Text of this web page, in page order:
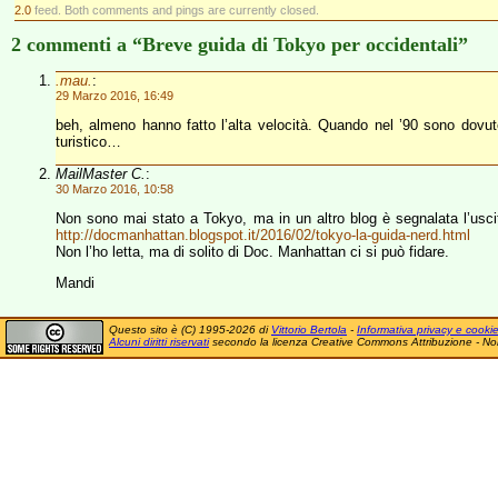
2.0 feed. Both comments and pings are currently closed.
2 commenti a “Breve guida di Tokyo per occidentali”
.mau. :
29 Marzo 2016, 16:49
beh, almeno hanno fatto l’alta velocità. Quando nel ’90 sono
turistico…
MailMaster C. :
30 Marzo 2016, 10:58
Non sono mai stato a Tokyo, ma in un altro blog è segnalata
http://docmanhattan.blogspot.it/2016/02/tokyo-la-guida-nerd.html
Non l’ho letta, ma di solito di Doc. Manhattan ci si può fidare.
Mandi
Questo sito è (C) 1995-2026 di Vittorio Bertola - Informativa privacy e cookie
Alcuni diritti riservatisecondo la licenza Creative Commons Attribuzione -